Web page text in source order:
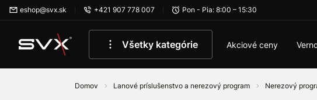
Preskočiť na hlavný obsah
eshop@svx.sk +421 907 778 007 Pon - Pia: 8:00 – 15:30
Všetky kategórie Akciové ceny
Domov Lanové príslušenstvo a nerezový program Nerezový